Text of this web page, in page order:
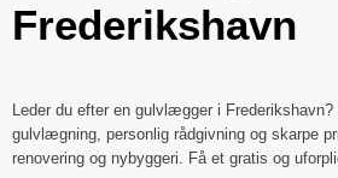
Frederikshavn
Leder du efter en gulvlægger i Frederikshavn?
gulvlægning, personlig rådgivning og skarpe
renovering og nybyggeri. Få et gratis og